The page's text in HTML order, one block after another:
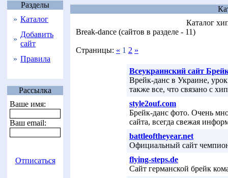
Разделы
» Каталог
»
Добавить
сайт
» Правила
Рассылка
Ваше имя:
Ваш email:
Отписаться
Каталог
Break-dance (сайтов в разделе - 11)
Страницы: « 1 2 »
Всеукраинский сайт
Врейк-данс в Украине,
также все, что связано с
style2ouf.com
Брейк-данс фото. Очень
сайта, всегда свежая
battleoftheyear.net
Официальный сайт
flying-steps.de
Сайт германской брейк